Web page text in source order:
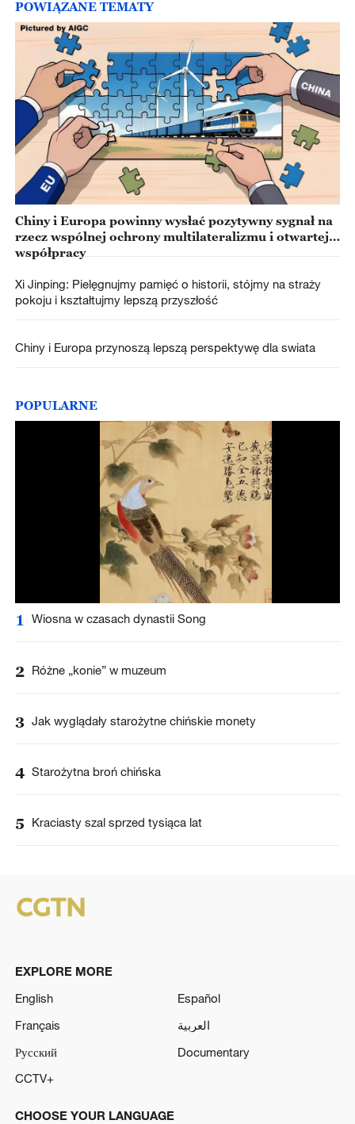
POWIĄZANE TEMATY
Chiny i Europa powinny wysłać pozytywny sygnał na
rzecz wspólnej ochrony multilateralizmu i otwartej
współpracy
Xi Jinping: Pielęgnujmy pamięć o historii, stójmy na straży
pokoju i kształtujmy lepszą przyszłość
Chiny i Europa przynoszą lepszą perspektywę dla swiata
POPULARNE
1 Wiosna w czasach dynastii Song
2 Różne „konie” w muzeum
3 Jak wyglądały starożytne chińskie monety
4 Starożytna broń chińska
5 Kraciasty szal sprzed tysiąca lat
EXPLORE MORE
English
Español
Français
العربية
Русский
Documentary
CCTV+
CHOOSE YOUR LANGUAGE